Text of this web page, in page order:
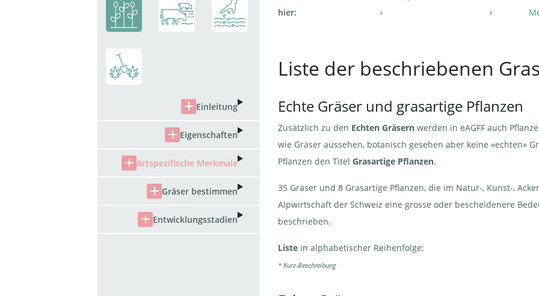
hier:
Liste der beschriebenen
Echte Gräser und grasartige Pflanzen
Zusätzlich zu den Echten Gräsern werden in eAGFF auch
wie Gräser aussehen, botanisch gesehen aber keine «echten»
Pflanzen den Titel Grasartige Pflanzen.
35 Gräser und 8 Grasartige Pflanzen, die im Natur-, Kunst-,
Alpwirtschaft der Schweiz eine grosse oder bescheidenere
beschrieben.
Liste in alphabetischer Reihenfolge:
* Kurz-Beschreibung